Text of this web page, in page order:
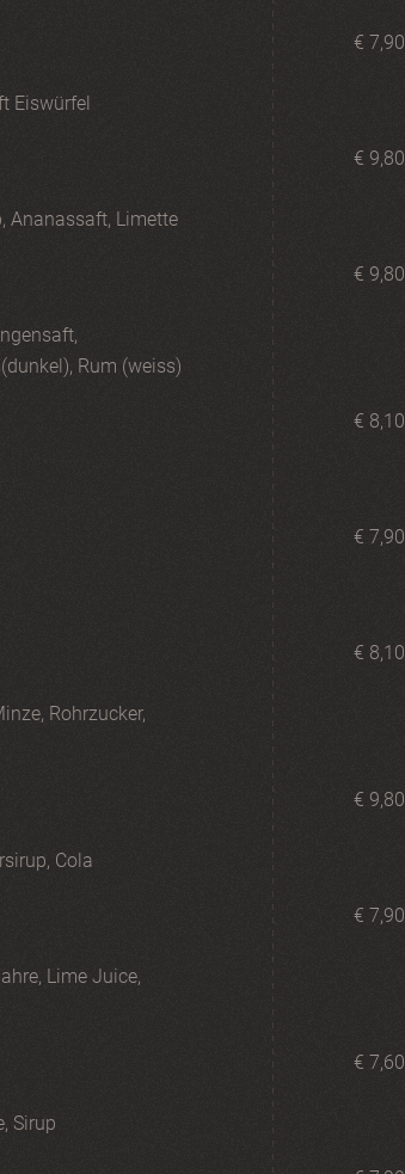
Eiswürfel
€ 7,90
Ananassaft, Limette
€ 9,80
Rum (weiss)
€ 9,80
€ 8,10
€ 7,90
Rohrzucker,
€ 8,10
Cola
€ 9,80
Lime Juice,
€ 7,90
Sirup
€ 7,60